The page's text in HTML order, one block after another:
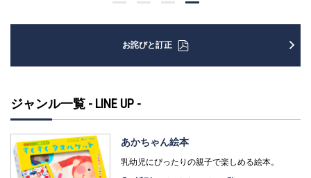
お詫びと訂正
ジャンル一覧 - LINE UP -
あかちゃん絵本
乳幼児にぴったりの親子で楽しめる絵本。